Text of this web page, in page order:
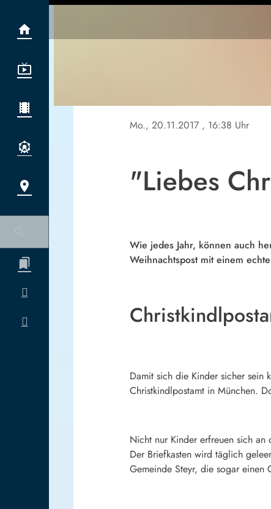
Mo., 20.11.2017 , 16:38 Uhr
"Liebes
Wie jedes Jahr, können auch
Weihnachtspost mit einem
Damit sich die Kinder sicher sein
Christkindlpostamt in München.
Nicht nur Kinder erfreuen sich
Der Briefkasten wird täglich
Gemeinde Steyr, die sogar einen